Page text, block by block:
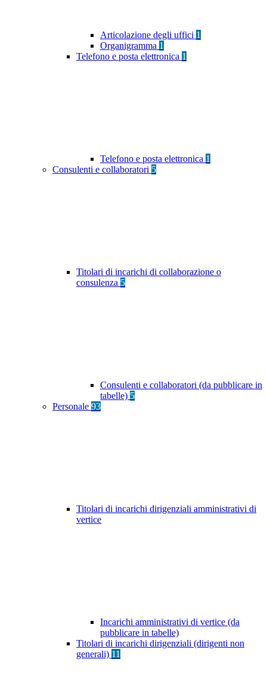
Articolazione degli uffici 1
Organigramma 1
Telefono e posta elettronica 1
Telefono e posta elettronica 1
Consulenti e collaboratori 5
Titolari di incarichi di collaborazione o
consulenza 5
Consulenti e collaboratori (da pubblicare in
tabelle) 5
Personale 93
Titolari di incarichi dirigenziali amministrativi di
vertice
Incarichi amministrativi di vertice (da
pubblicare in tabelle)
Titolari di incarichi dirigenziali (dirigenti non
generali) 11